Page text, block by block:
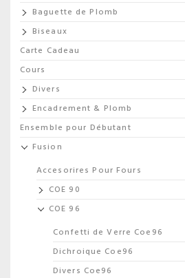
Baguette de Plomb
Biseaux
Carte Cadeau
Cours
Divers
Encadrement & Plomb
Ensemble pour Débutant
Fusion
Accesorires Pour Fours
COE 90
COE 96
Confetti de Verre Coe96
Dichroique Coe96
Divers Coe96